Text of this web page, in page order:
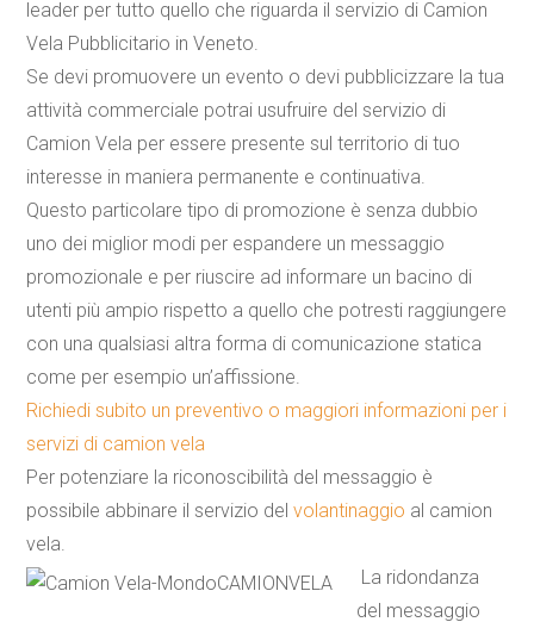
leader per tutto quello che riguarda il servizio di Camion
Vela Pubblicitario in Veneto.
Se devi promuovere un evento o devi pubblicizzare la tua
attività commerciale potrai usufruire del servizio di
Camion Vela per essere presente sul territorio di tuo
interesse in maniera permanente e continuativa.
Questo particolare tipo di promozione è senza dubbio
uno dei miglior modi per espandere un messaggio
promozionale e per riuscire ad informare un bacino di
utenti più ampio rispetto a quello che potresti raggiungere
con una qualsiasi altra forma di comunicazione statica
come per esempio un’affissione.
Richiedi subito un preventivo o maggiori informazioni per i
servizi di camion vela
Per potenziare la riconoscibilità del messaggio è
possibile abbinare il servizio del volantinaggio al camion
vela.
La ridondanza
del messaggio